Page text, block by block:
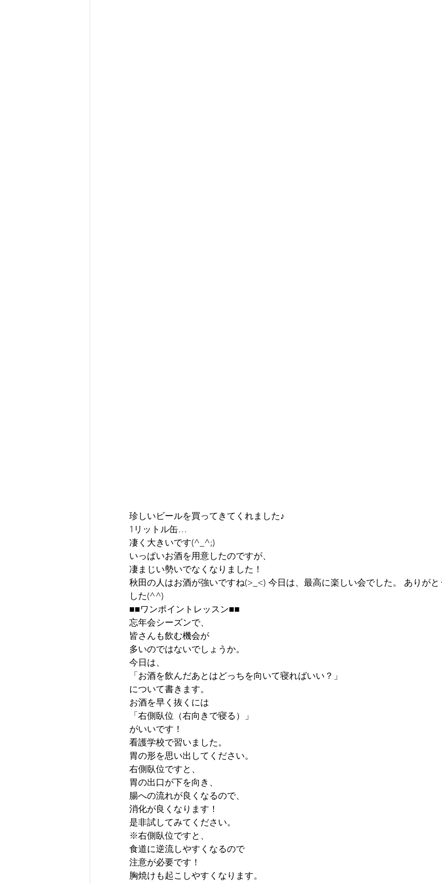
珍しいビールを買ってきてくれました♪
1リットル缶…
凄く大きいです(^_^;)
いっぱいお酒を用意したのですが、
凄まじい勢いでなくなりました！
秋田の人はお酒が強いですね(>_<) 今日は、最高に楽しい会でした。 ありがと
した(^^)
■■ワンポイントレッスン■■
忘年会シーズンで、
皆さんも飲む機会が
多いのではないでしょうか。
今日は、
「お酒を飲んだあとはどっちを向いて寝ればいい？」
について書きます。
お酒を早く抜くには
「右側臥位（右向きで寝る）」
がいいです！
看護学校で習いました。
胃の形を思い出してください。
右側臥位ですと、
胃の出口が下を向き、
腸への流れが良くなるので、
消化が良くなります！
是非試してみてください。
※右側臥位ですと、
食道に逆流しやすくなるので
注意が必要です！
胸焼けも起こしやすくなります。